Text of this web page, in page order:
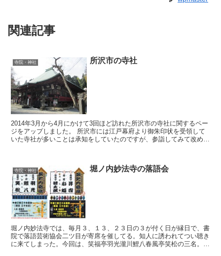
関連記事
寺院・神社 所沢市の寺社
2014年3月から4月にかけて3回ほど訪れた所沢市の寺社に関するペー
ジをアップしました。 所沢市には江戸幕府より御朱印状を受領して
いた寺社が多いことは承知をしていたのですが、参詣してみて改めて
寺院・神社 堀ノ内妙法寺の落語会
堀ノ内妙法寺では、毎月３、１３、２３日の３が付く日が縁日で、書
院で落語芸術協会二ツ目が寄席を催してる。知人に誘われてつい聴き
に来てしまった。今回は、笑福亭羽光瀧川鯉八春風亭笑松の三名。入